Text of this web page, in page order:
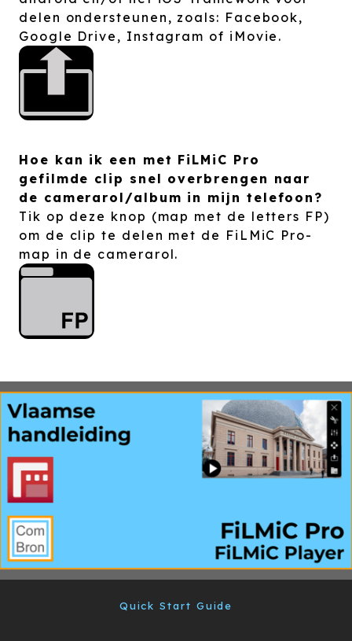
delen ondersteunen, zoals: Facebook,
Google Drive, Instagram of iMovie.
Hoe kan ik een met FiLMiC Pro
gefilmde clip snel overbrengen naar
de camerarol/album in mijn telefoon?
Tik op deze knop (map met de letters FP)
om de clip te delen met de FiLMiC Pro-
map in de camerarol.
Quick Start Guide